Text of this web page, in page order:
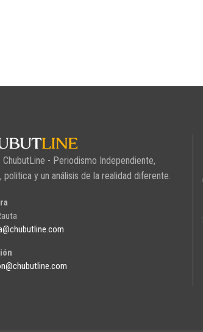
- Periodismo Independiente,
politica y un análisis de la realidad diferente.